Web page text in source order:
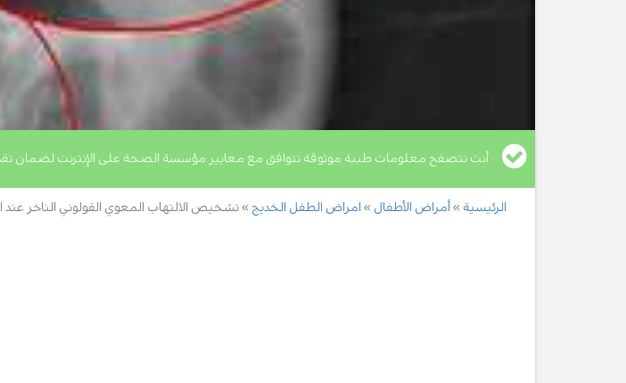
أنت تتصفح معلومات طبية موثوقة تتوافق مع معايير مؤسسة الصحة على الإنترنت لضمان
الرئيسية أمراض الأطفال امراض الطفل الخديج تشخيص الالتهاب المعوي القولوني الناخر عند